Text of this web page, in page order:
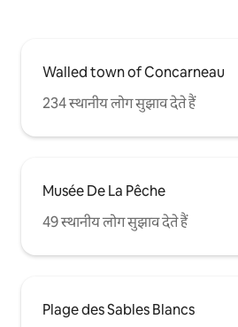
Walled town of Concarneau
234 स्थानीय लोग सुझाव देते हैं
Musée De La Pêche
49 स्थानीय लोग सुझाव देते हैं
Plage des Sables Blancs